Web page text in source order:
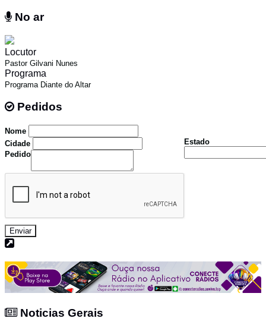
No ar
Locutor
Pastor Gilvani Nunes
Programa
Programa Diante do Altar
Pedidos
Nome
Cidade
Estado
Pedido
Enviar
Noticias Gerais